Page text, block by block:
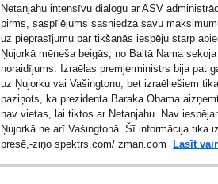
Netanjahu intensīvu dialogu ar ASV
pirms, saspīlējums sasniedza savu
uz pieprasījumu par tikšanās iespēju starp
Ņujorkā mēneša beigās, no Baltā Nama sekoja
noraidījums. Izraēlas premjerministrs bija pat
uz Ņujorku vai Vašingtonu, bet izraēliešiem
paziņots, ka prezidenta Baraka Obama
nav vietas, lai tiktos ar Netanjahu. Nav
Ņujorkā ne arī Vašingtonā. Šī informācija tika
presē,-ziņo spektrs.com/ zman.com Lasīt